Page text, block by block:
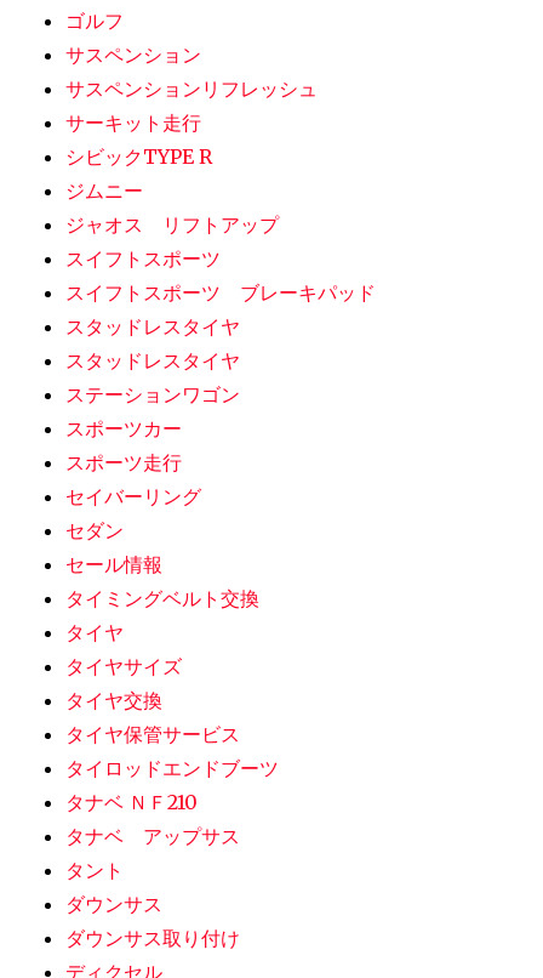
ゴルフ
サスペンション
サスペンションリフレッシュ
サーキット走行
シビックTYPE R
ジムニー
ジャオス リフトアップ
スイフトスポーツ
スイフトスポーツ ブレーキパッド
スタッドレスタイヤ
スタッドレスタイヤ
ステーションワゴン
スポーツカー
スポーツ走行
セイバーリング
セダン
セール情報
タイミングベルト交換
タイヤ
タイヤサイズ
タイヤ交換
タイヤ保管サービス
タイロッドエンドブーツ
タナベ ＮＦ210
タナベ アップサス
タント
ダウンサス
ダウンサス取り付け
ディクセル